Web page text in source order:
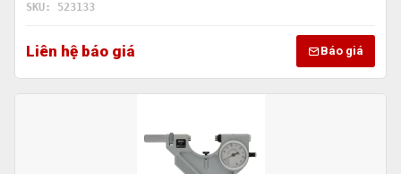
SKU: 523133
Liên hệ báo giá Báo giá